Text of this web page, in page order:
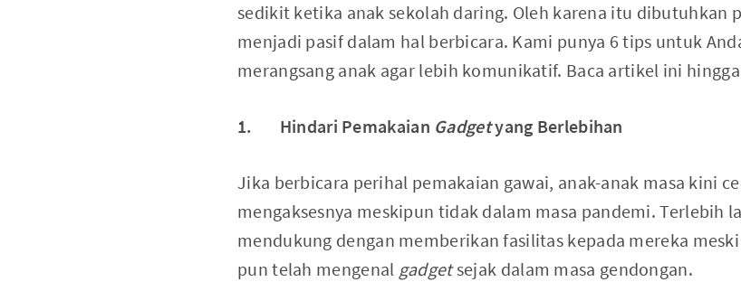
sedikit ketika anak sekolah daring. Oleh karena itu dibutuhkan
menjadi pasif dalam hal berbicara. Kami punya 6 tips untuk
merangsang anak agar lebih komunikatif. Baca artikel ini
1. Hindari Pemakaian Gadgetyang Berlebihan
Jika berbicara perihal pemakaian gawai, anak-anak masa kini
mengaksesnya meskipun tidak dalam masa pandemi. Terlebih
mendukung dengan memberikan fasilitas kepada mereka
pun telah mengenal gadgetsejak dalam masa gendongan.